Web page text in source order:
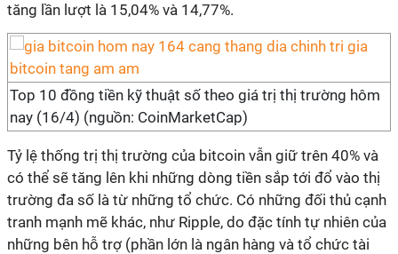
tăng lần lượt là 15,04% và 14,77%.
Top 10 đồng tiền kỹ thuật số theo giá trị thị trường hôm
nay (16/4) (nguồn: CoinMarketCap)
Tỷ lệ thống trị thị trường của bitcoin vẫn giữ trên 40% và
có thể sẽ tăng lên khi những dòng tiền sắp tới đổ vào thị
trường đa số là từ những tổ chức. Có những đối thủ cạnh
tranh mạnh mẽ khác, như Ripple, do đặc tính tự nhiên của
những bên hỗ trợ (phần lớn là ngân hàng và tổ chức tài